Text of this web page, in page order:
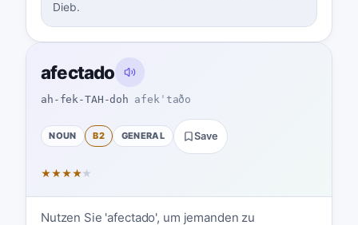
Dieb.
afectado
ah-fek-TAH-doh afekˈtaðo
NOUN B2 GENERAL Save
★★★★★
Nutzen Sie 'afectado', um jemanden zu